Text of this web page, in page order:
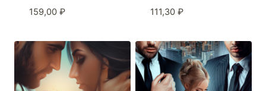
159,00 ₽ 111,30 ₽